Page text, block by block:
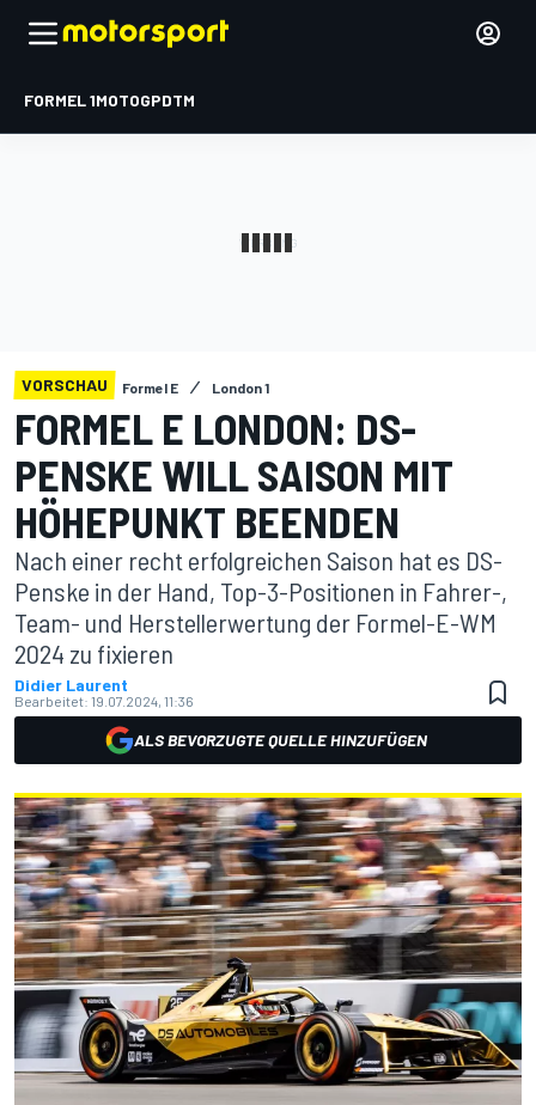
FORMEL 1MOTOGPDTM
VORSCHAU Formel E London 1
FORMEL E LONDON: DS-
PENSKE WILL SAISON MIT
HÖHEPUNKT BEENDEN
Nach einer recht erfolgreichen Saison hat es DS-
Penske in der Hand, Top-3-Positionen in Fahrer-,
Team- und Herstellerwertung der Formel-E-WM
2024 zu fixieren
Didier Laurent
Bearbeitet: 19.07.2024, 11:36
ALS BEVORZUGTE QUELLE HINZUFÜGEN